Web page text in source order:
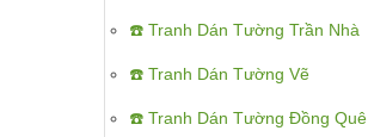
☎️ Tranh Dán Tường Trần Nhà
☎️ Tranh Dán Tường Vẽ
☎️ Tranh Dán Tường Đồng Quê